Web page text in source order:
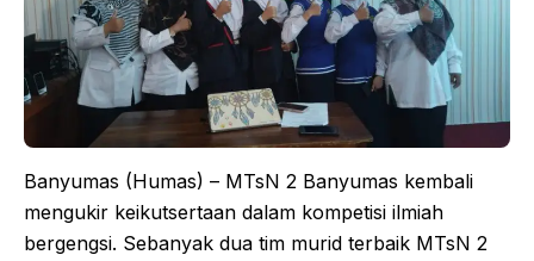
​Banyumas (Humas) – MTsN 2 Banyumas kembali
mengukir keikutsertaan dalam kompetisi ilmiah
bergengsi. Sebanyak dua tim murid terbaik MTsN 2